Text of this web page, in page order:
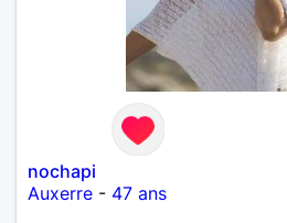
nochapi
Auxerre - 47 ans